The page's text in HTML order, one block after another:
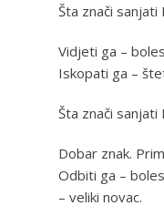
Šta znači sanjati
Vidjeti ga –
Iskopati ga –
Šta znači sanjati
Dobar znak.
Odbiti ga –
– veliki novac.